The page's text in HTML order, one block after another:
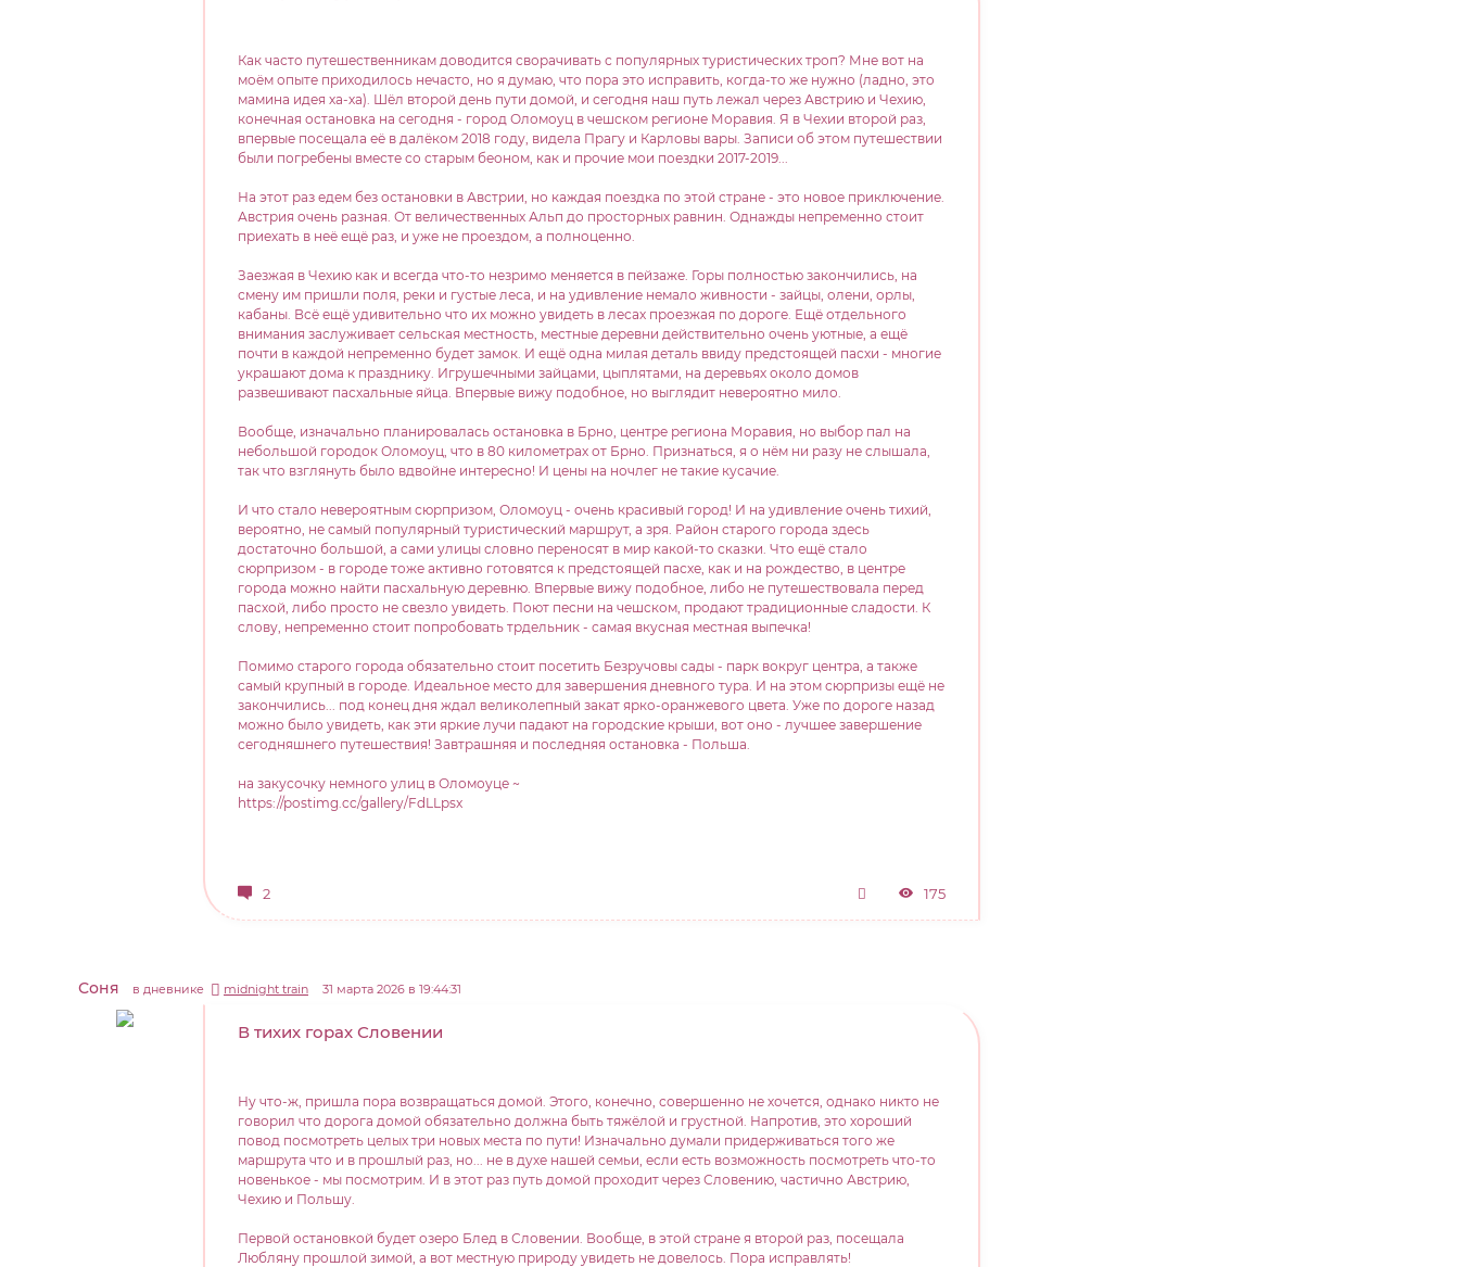
Как часто путешественникам доводится сворачивать с популярных туристических троп? Мне вот на
моём опыте приходилось нечасто, но я думаю, что пора это исправить, когда-то же нужно (ладно, это
мамина идея ха-ха). Шёл второй день пути домой, и сегодня наш путь лежал через Австрию и Чехию,
конечная остановка на сегодня - город Оломоуц в чешском регионе Моравия. Я в Чехии второй раз,
впервые посещала её в далёком 2018 году, видела Прагу и Карловы вары. Записи об этом путешествии
были погребены вместе со старым беоном, как и прочие мои поездки 2017-2019...
На этот раз едем без остановки в Австрии, но каждая поездка по этой стране - это новое приключение.
Австрия очень разная. От величественных Альп до просторных равнин. Однажды непременно стоит
приехать в неё ещё раз, и уже не проездом, а полноценно.
Заезжая в Чехию как и всегда что-то незримо меняется в пейзаже. Горы полностью закончились, на
смену им пришли поля, реки и густые леса, и на удивление немало живности - зайцы, олени, орлы,
кабаны. Всё ещё удивительно что их можно увидеть в лесах проезжая по дороге. Ещё отдельного
внимания заслуживает сельская местность, местные деревни действительно очень уютные, а ещё
почти в каждой непременно будет замок. И ещё одна милая деталь ввиду предстоящей пасхи - многие
украшают дома к празднику. Игрушечными зайцами, цыплятами, на деревьях около домов
развешивают пасхальные яйца. Впервые вижу подобное, но выглядит невероятно мило.
Вообще, изначально планировалась остановка в Брно, центре региона Моравия, но выбор пал на
небольшой городок Оломоуц, что в 80 километрах от Брно. Признаться, я о нём ни разу не слышала,
так что взглянуть было вдвойне интересно! И цены на ночлег не такие кусачие.
И что стало невероятным сюрпризом, Оломоуц - очень красивый город! И на удивление очень тихий,
вероятно, не самый популярный туристический маршрут, а зря. Район старого города здесь
достаточно большой, а сами улицы словно переносят в мир какой-то сказки. Что ещё стало
сюрпризом - в городе тоже активно готовятся к предстоящей пасхе, как и на рождество, в центре
города можно найти пасхальную деревню. Впервые вижу подобное, либо не путешествовала перед
пасхой, либо просто не свезло увидеть. Поют песни на чешском, продают традиционные сладости. К
слову, непременно стоит попробовать трдельник - самая вкусная местная выпечка!
Помимо старого города обязательно стоит посетить Безручовы сады - парк вокруг центра, а также
самый крупный в городе. Идеальное место для завершения дневного тура. И на этом сюрпризы ещё не
закончились... под конец дня ждал великолепный закат ярко-оранжевого цвета. Уже по дороге назад
можно было увидеть, как эти яркие лучи падают на городские крыши, вот оно - лучшее завершение
сегодняшнего путешествия! Завтрашняя и последняя остановка - Польша.
на закусочку немного улиц в Оломоуце ~
https://postimg.cc/gallery/FdLLpsx
2 175
Соня в дневнике midnight train 31 марта 2026 в 19:44:31
В тихих горах Словении
Ну что-ж, пришла пора возвращаться домой. Этого, конечно, совершенно не хочется, однако никто не
говорил что дорога домой обязательно должна быть тяжёлой и грустной. Напротив, это хороший
повод посмотреть целых три новых места по пути! Изначально думали придерживаться того же
маршрута что и в прошлый раз, но... не в духе нашей семьи, если есть возможность посмотреть что-то
новенькое - мы посмотрим. И в этот раз путь домой проходит через Словению, частично Австрию,
Чехию и Польшу.
Первой остановкой будет озеро Блед в Словении. Вообще, в этой стране я второй раз, посещала
Любляну прошлой зимой, а вот местную природу увидеть не довелось. Пора исправлять!